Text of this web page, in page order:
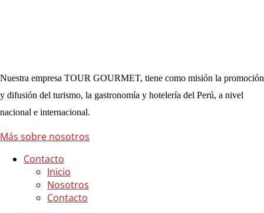
Nuestra empresa TOUR GOURMET, tiene como misión la promoción
y difusión del turismo, la gastronomía y hotelería del Perú, a nivel
nacional e internacional.
Más sobre nosotros
Contacto
Inicio
Nosotros
Contacto